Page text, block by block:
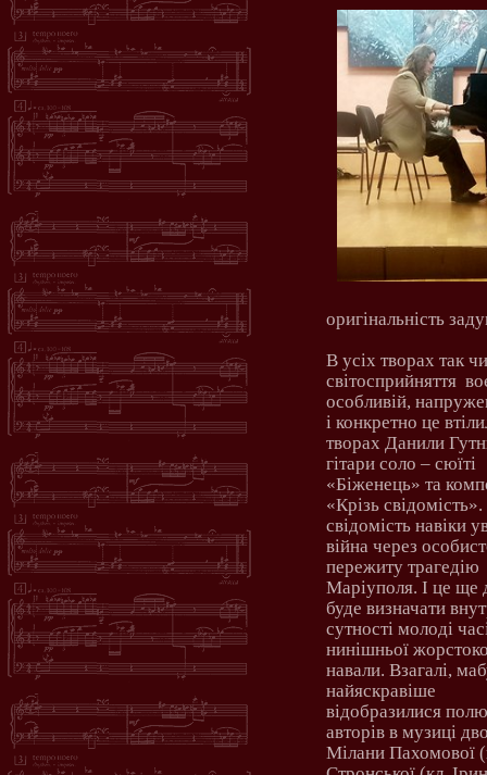
оригінальність
В усіх творах так
світосприйняття
особливій,
і конкретно це
творах Данили
гітари соло – сюїті
«Біженець» та
«Крізь
свідомість навіки
війна через
пережиту трагедію
Маріуполя. І це ще
буде визначати
сутності молоді
нинішньої
навали. Взагалі,
найяскравіше
відобразилися
авторів в музиці
Мілани Пахомової